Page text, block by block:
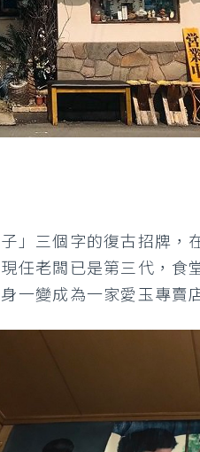
三個字的復古招牌，
任老闆已是第三代，食
一變成為一家愛玉專賣